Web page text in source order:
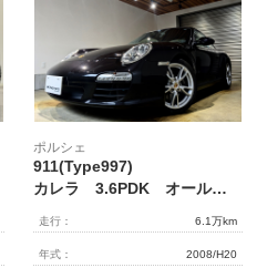
ポルシェ
911(Type997)
カレラ 3.6PDK オールレザーインテリア ココアブラウンレザーシート シートヒーター メモリー付きパワーシート PASM スポーツプラス 18インチアルミホイール キセノンヘッドライト 前後ドラレコ
走行： 6.1万km
年式： 2008/H20